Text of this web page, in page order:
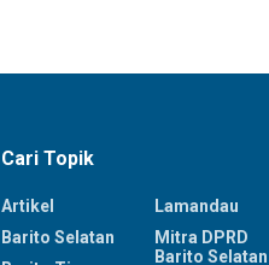
Cari Topik
Artikel
Barito Selatan
Lamandau
Mitra DPRD
Barito Selatan